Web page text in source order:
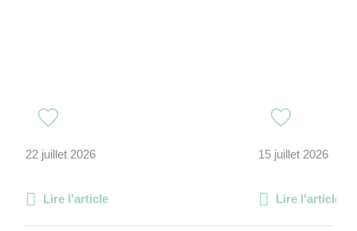
22 juillet 2026
Lire l'article
15 juillet 2026
Lire l'article